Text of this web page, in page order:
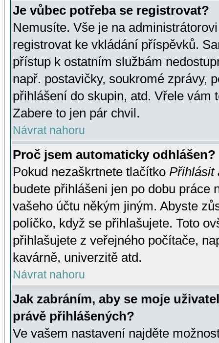
Je vůbec potřeba se registrovat?
Nemusíte. Vše je na
registrovat ke vkládání příspěvků.
přístup k ostatním službám
např. postavičky, soukromé zprávy,
přihlášení do skupin, atd. Vřele vám
Zabere to jen pár chvil.
Návrat nahoru
Proč jsem automaticky odhlášen?
Pokud nezaškrtnete tlačítko Přihlásit
budete přihlášeni jen po dobu práce
vašeho účtu někým jiným. Abyste
políčko, když se přihlašujete. Toto
přihlašujete z veřejného počítače,
kavárně, univerzitě atd.
Návrat nahoru
Jak zabráním, aby se moje
právě přihlášených?
Ve vašem nastavení najděte